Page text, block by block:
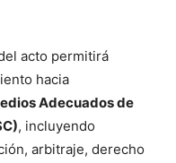
acto permitirá
hacia
Adecuados de
, incluyendo
arbitraje, derecho